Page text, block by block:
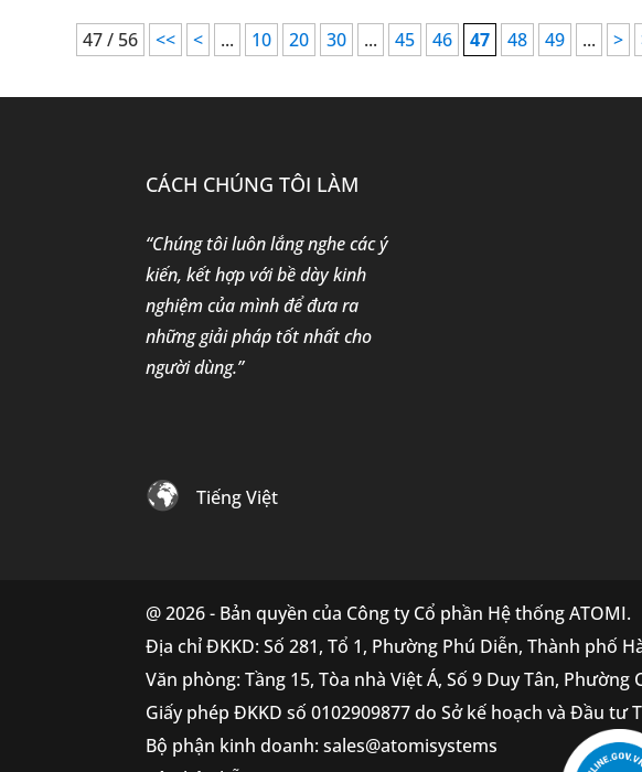
47 / 56 << < ... 10 20 30 ... 45 46 47 48 49 ... >
CÁCH CHÚNG TÔI LÀM
“Chúng tôi luôn lắng nghe các ý
kiến, kết hợp với bề dày kinh
nghiệm của mình để đưa ra
những giải pháp tốt nhất cho
người dùng.”
Tiếng Việt
@ 2026 - Bản quyền của Công ty Cổ phần Hệ thống ATOMI.
Địa chỉ ĐKKD: Số 281, Tổ 1, Phường Phú Diễn, Thành phố
Văn phòng: Tầng 15, Tòa nhà Việt Á, Số 9 Duy Tân, Phường
Giấy phép ĐKKD số 0102909877 do Sở kế hoạch và Đầu tư
Bộ phận kinh doanh: sales@atomisystems